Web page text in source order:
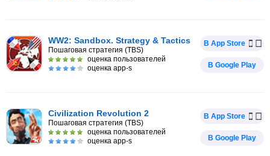
WW2: Sandbox. Strategy & Tactics
Пошаговая стратегия (TBS)
оценка пользователей
оценка app-s
В App Store
В Google Play
Civilization Revolution 2
Пошаговая стратегия (TBS)
оценка пользователей
оценка app-s
В App Store
В Google Play